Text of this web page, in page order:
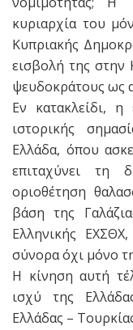
κυριαρχία του
Κυπριακής
εισβολή της
ψευδοκράτους ως
Εν κατακλείδι,
ιστορικής
Ελλάδα, όπου
επιταχύνει τη
οριοθέτηση
βάση της
Ελληνικής
σύνορα όχι μόνο
Η κίνηση αυτή
ισχύ της
Ελλάδας –